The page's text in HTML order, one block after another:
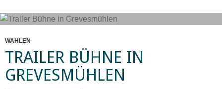
WAHLEN
TRAILER BÜHNE IN
GREVESMÜHLEN